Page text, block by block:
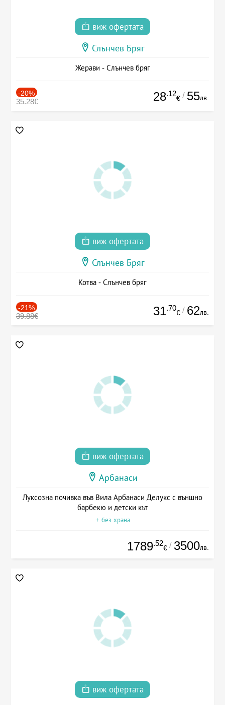
виж офертата
Слънчев Бряг
Жерави - Слънчев бряг
-20%
35.28€ 28.12
€ / 55лв.
виж офертата
Слънчев Бряг
Котва - Слънчев бряг
-21%
39.88€ 31.70
€ / 62лв.
виж офертата
Арбанаси
Луксозна почивка във Вила Арбанаси Делукс с външно
барбекю и детски кът
+ без храна
1789.52
€ / 3500лв.
виж офертата